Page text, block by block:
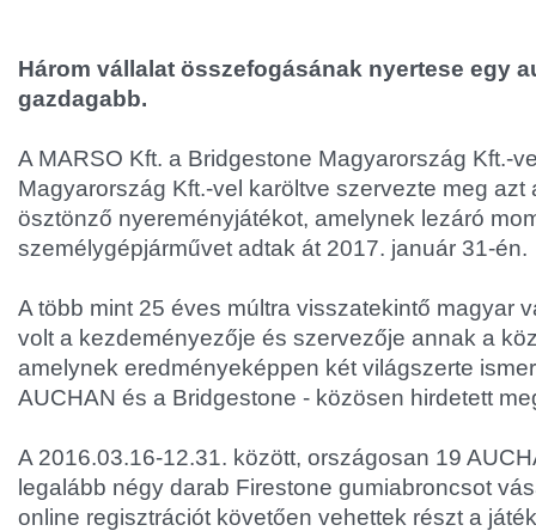
Három vállalat összefogásának nyertese egy
gazdagabb.
A MARSO Kft. a Bridgestone Magyarország Kft.-
Magyarország Kft.-vel karöltve szervezte meg azt
ösztönző nyereményjátékot, amelynek lezáró
személygépjárművet adtak át 2017. január 31-én.
A több mint 25 éves múltra visszatekintő magyar
volt a kezdeményezője és szervezője annak a
amelynek eredményeképpen két világszerte
AUCHAN és a Bridgestone - közösen hirdetett
A 2016.03.16-12.31. között, országosan 19
legalább négy darab Firestone gumiabroncsot
online regisztrációt követően vehettek részt a